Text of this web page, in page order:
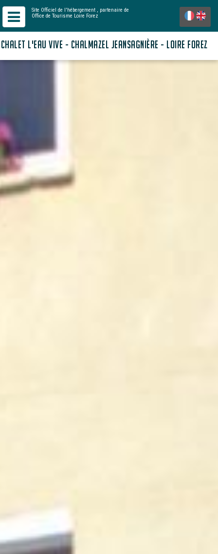
Site Officiel de l'hébergement , partenaire de
Office de Tourisme Loire Forez
CHALET L'EAU VIVE - CHALMAZEL JEANSAGNIÈRE - LOIRE FOREZ